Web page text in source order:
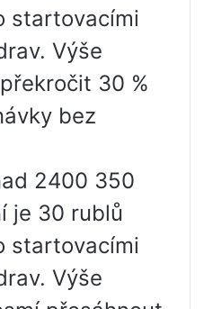
startovacími
Výše
30 %
bez
2400 350
je 30 rublů
startovacími
Výše